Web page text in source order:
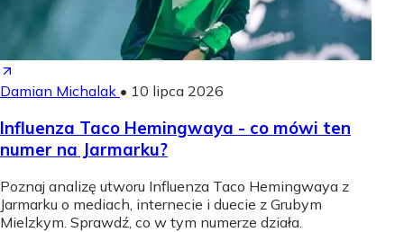
Damian Michalak • 10 lipca 2026
Influenza Taco Hemingwaya - co mówi ten
numer na Jarmarku?
Poznaj analizę utworu Influenza Taco Hemingwaya z
Jarmarku o mediach, internecie i duecie z Grubym
Mielzkym. Sprawdź, co w tym numerze działa.